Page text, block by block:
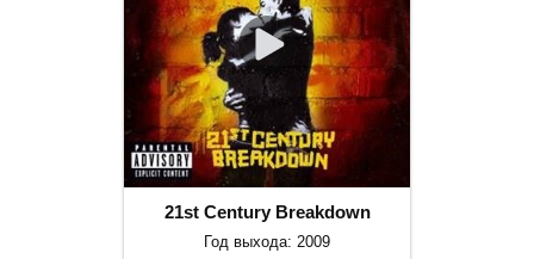
21st Century Breakdown
Год выхода: 2009